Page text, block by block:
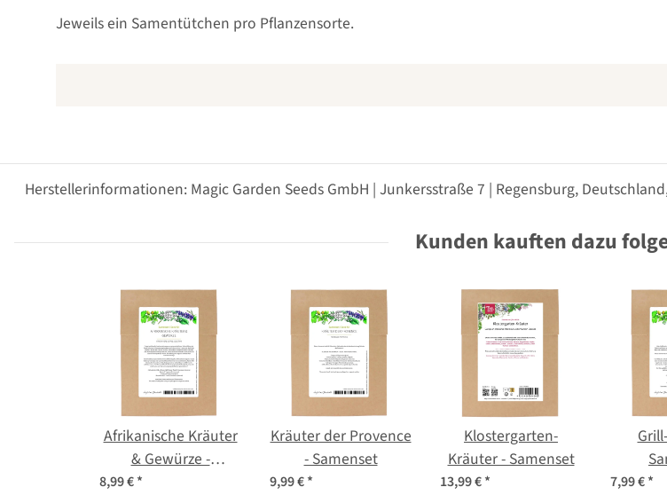
Jeweils ein Samentütchen pro Pflanzensorte.
Herstellerinformationen: Magic Garden Seeds GmbH | Junkersstraße 7 | Regensburg,
Kunden kauften dazu
Afrikanische Kräuter
& Gewürze -
Samenset
8,99 €*
Kräuter der Provence
- Samenset
9,99 €*
Klostergarten-
Kräuter - Samenset
13,99 €* 7,99 €*